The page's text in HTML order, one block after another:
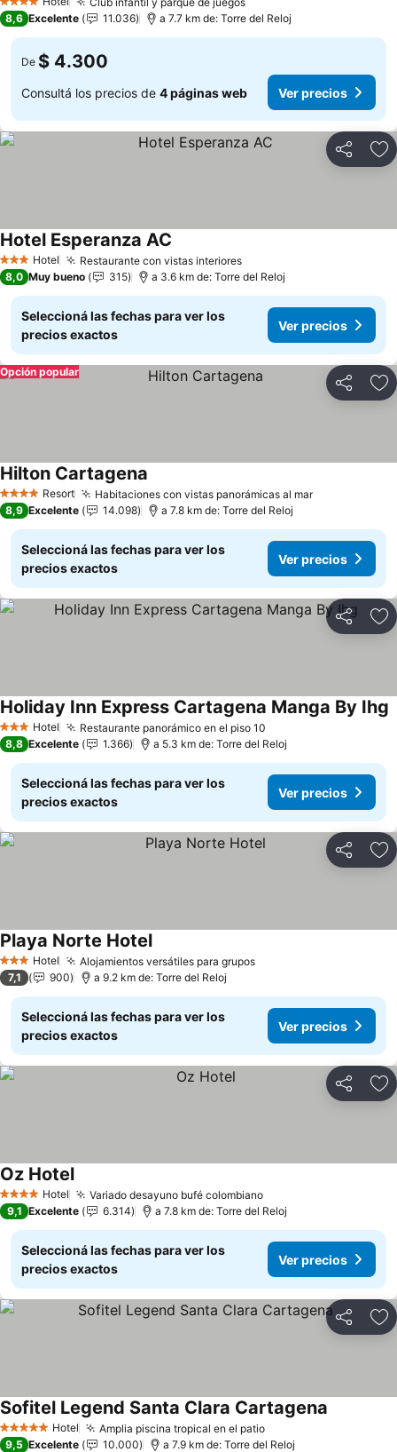
4 Estrellas Ver precios
8,6 Excelente 11.036 a 7.7 km de: Torre del Reloj
De $ 4.300
Consultá los precios de 4 páginas web Ver precios
Compartir
3 Estrellas
Hotel Restaurante con vistas interioresVer precios
Hotel Esperanza AC
8,0 Muy bueno 315 a 3.6 km de: Torre del Reloj
Seleccioná las fechas para ver los
precios exactos
Ver precios
Compartir
Opción popular
4 EstrellasResort Habitaciones con vistas panorámicas al marVer precios
Hilton Cartagena
8,9 Excelente 14.098 a 7.8 km de: Torre del Reloj
Seleccioná las fechas para ver los
precios exactos
Ver precios
Compartir
3 Estrellas
Hotel Restaurante panorámico en el piso 10
Holiday Inn Express Cartagena Manga By Ihg
8,8 Excelente 1.366 a 5.3 km de: Torre del Reloj
Seleccioná las fechas para ver los
precios exactos
Ver precios
Compartir
3 Estrellas
Hotel Alojamientos versátiles para gruposVer precios
Playa Norte HotelVer precios
7,1 900 a 9.2 km de: Torre del Reloj
Seleccioná las fechas para ver los
precios exactos
Ver precios
Compartir
4 EstrellasHotel Variado desayuno bufé colombianoVer precios
Oz HotelVer precios
9,1 Excelente 6.314 a 7.8 km de: Torre del Reloj
Seleccioná las fechas para ver los
precios exactos
Ver precios
Compartir
5 Estrellas Hotel Amplia piscina tropical en el patioVer precios
Sofitel Legend Santa Clara Cartagena
9,5 Excelente 10.000 a 7.9 km de: Torre del Reloj